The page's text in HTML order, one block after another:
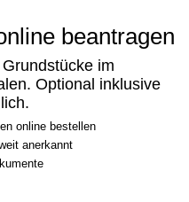
beantragen
im
Optional inklusive
online bestellen
anerkannt